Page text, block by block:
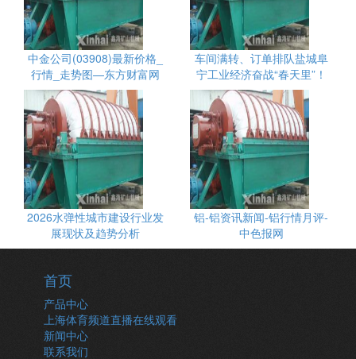
中金公司(03908)最新价格_
行情_走势图—东方财富网
车间满转、订单排队盐城阜
宁工业经济奋战“春天里”！
2026水弹性城市建设行业发
展现状及趋势分析
铝-铝资讯新闻-铝行情月评-
中色报网
首页
产品中心
上海体育频道直播在线观看
新闻中心
联系我们